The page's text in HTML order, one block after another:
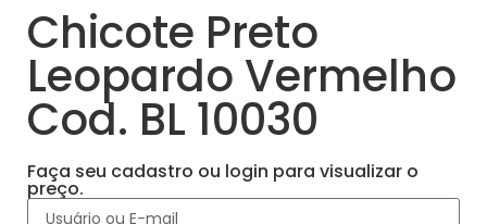
Chicote Preto
Leopardo Vermelho
Cod. BL 10030
Faça seu cadastro ou login para visualizar o
preço.